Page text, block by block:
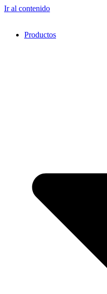
Ir al contenido
Productos